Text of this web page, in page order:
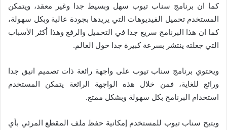
كما ان برنامج سناب تيوب سهل وبسيط جدا وغير معقد، ويتمكن
المستخدم تحميل الفيديوهات التي يريدها بجودة عالية وبكل سهولة،
كما ان هذا البرنامج سريع جدا في التحميل والرفع وهذا أكثر الأسباب
التي جعلته ينتشر بسرعة كبيرة جدا حول العالم.
ويحتوي برنامج سناب تيوب على واجهة رائعة ذات تصميم انيق جدا
ورائع للغاية، فمن خلال هذه الواجهة الرائعة يتمكن المستخدم
استخدام البرنامج بكل سهولة وبشكل ممتع.
ويتيح سناب تيوب للمستخدم إمكانية حفظ ملف المقطع المرئي بأي